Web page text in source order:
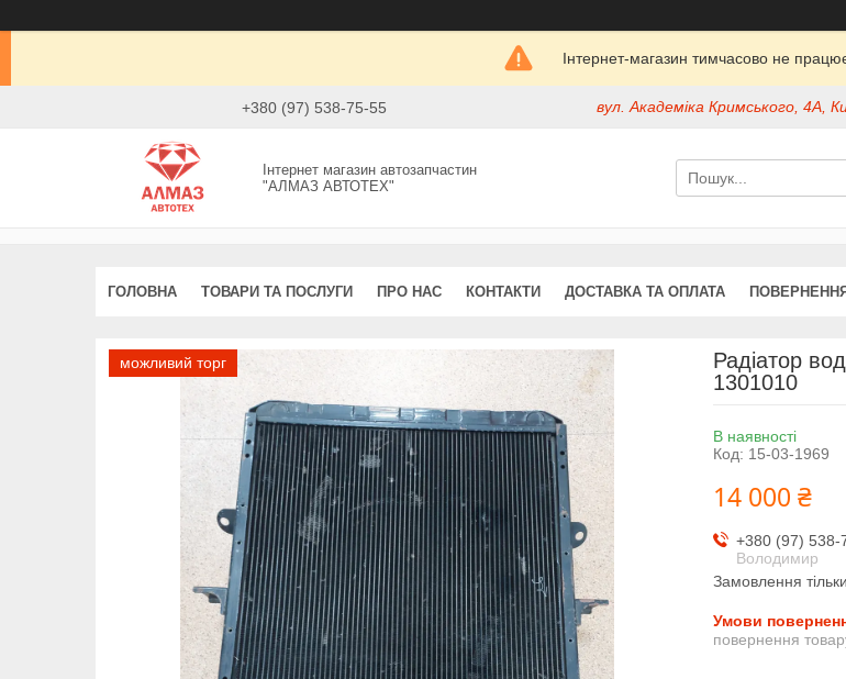
Інтернет-магазин тимчасово не
+380 (97) 538-75-55 вул. Академіка Кримського, 4А,
Інтернет магазин автозапчастин
"АЛМАЗ АВТОТЕХ"
ГОЛОВНА ТОВАРИ ТА ПОСЛУГИ ПРО НАС КОНТАКТИ ДОСТАВКА ТА ОПЛАТА
можливий торг
Радіатор
1301010
В наявності
Код: 15-03-1969
14 000 ₴
+380 (97) 538-
Володимир
Замовлення
повернення